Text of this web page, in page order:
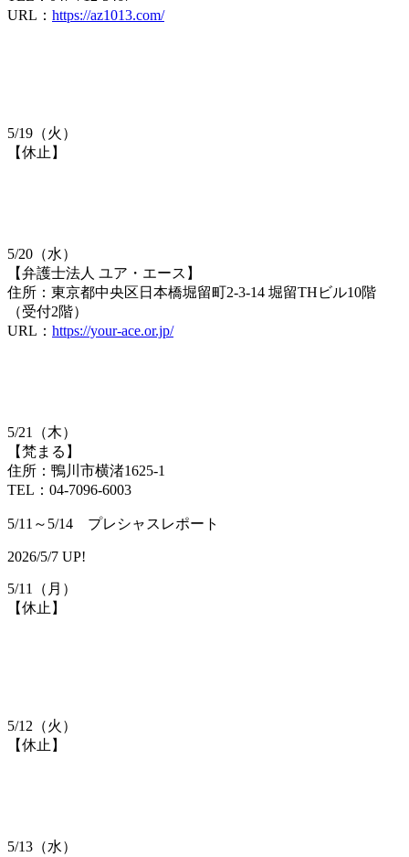
URL： https://az1013.com/
5/19（火）
【休止】
5/20（水）
【弁護士法人 ユア・エース】
住所：東京都中央区日本橋堀留町2-3-14 堀留THビル10階
（受付2階）
URL： https://your-ace.or.jp/
5/21（木）
【梵まる】
住所：鴨川市横渚1625-1
TEL：04-7096-6003
5/11～5/14 プレシャスレポート
2026/5/7 UP!
5/11（月）
【休止】
5/12（火）
【休止】
5/13（水）